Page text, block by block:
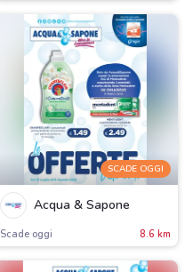
SCADE OGGI
Acqua & Sapone
Scade oggi 8.6 km